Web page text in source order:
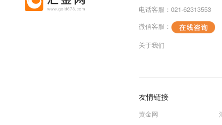
电话客服：021-62313553
微信客服：
关于我们
友情链接
黄金网